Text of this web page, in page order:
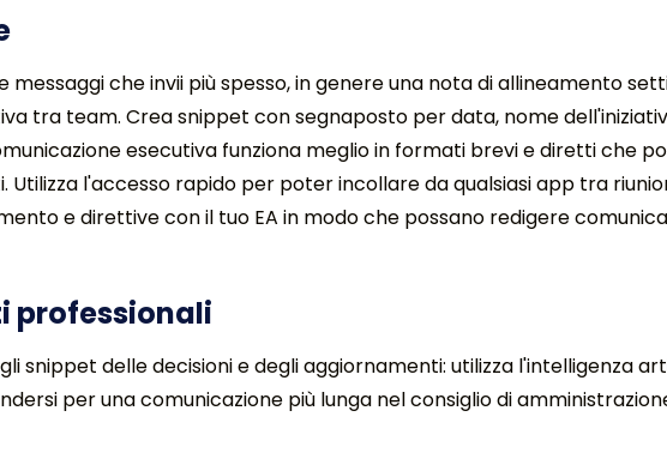
che invii più spesso, in genere una nota di allineamento
tra team. Crea snippet con segnaposto per data, nome
esecutiva funziona meglio in formati brevi e diretti che
Utilizza l'accesso rapido per poter incollare da qualsiasi app tra
e direttive con il tuo EA in modo che possano redigere
professionali
snippet delle decisioni e degli aggiornamenti: utilizza l'intelligenza
per una comunicazione più lunga nel consiglio di